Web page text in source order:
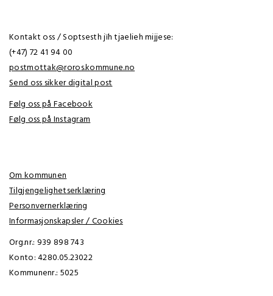
Kontakt oss / Soptsesth jïh tjaelieh mijjese:
(+47) 72 41 94 00
postmottak@roros.kommune.no
Send oss sikker digital post
Følg oss på Facebook
Følg oss på Instagram
Om kommunen
Tilgjengelighetserklæring
Personvernerklæring
Informasjonskapsler / Cookies
Org.nr.: 939 898 743
Konto: 4280.05.23022
Kommunenr.: 5025